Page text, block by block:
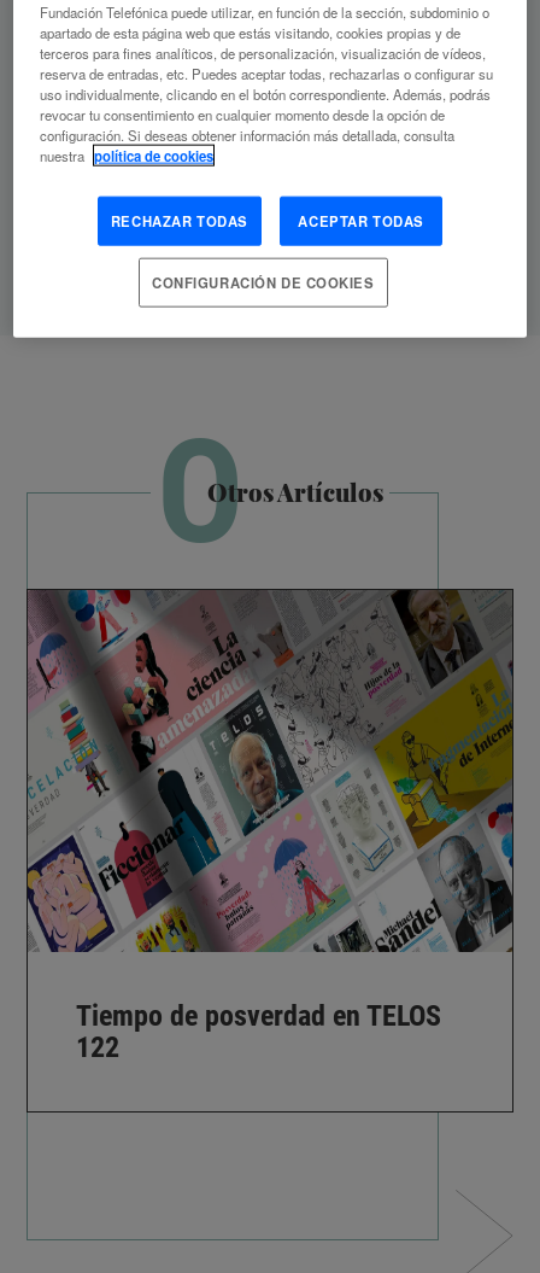
TEMAS DESTACADOS:
Posverdad El futuro del trabajo
Privacidad Tecnoética
OOtros Artículos
Tiempo de posverdad en TELOS
122
Fundación Telefónica puede utilizar, en función de la sección, subdominio o
apartado de esta página web que estás visitando, cookies propias y de
terceros para fines analíticos, de personalización, visualización de vídeos,
reserva de entradas, etc. Puedes aceptar todas, rechazarlas o configurar su
uso individualmente, clicando en el botón correspondiente. Además, podrás
revocar tu consentimiento en cualquier momento desde la opción de
configuración. Si deseas obtener información más detallada, consulta
nuestra política de cookies
RECHAZAR TODAS ACEPTAR TODAS
CONFIGURACIÓN DE COOKIES